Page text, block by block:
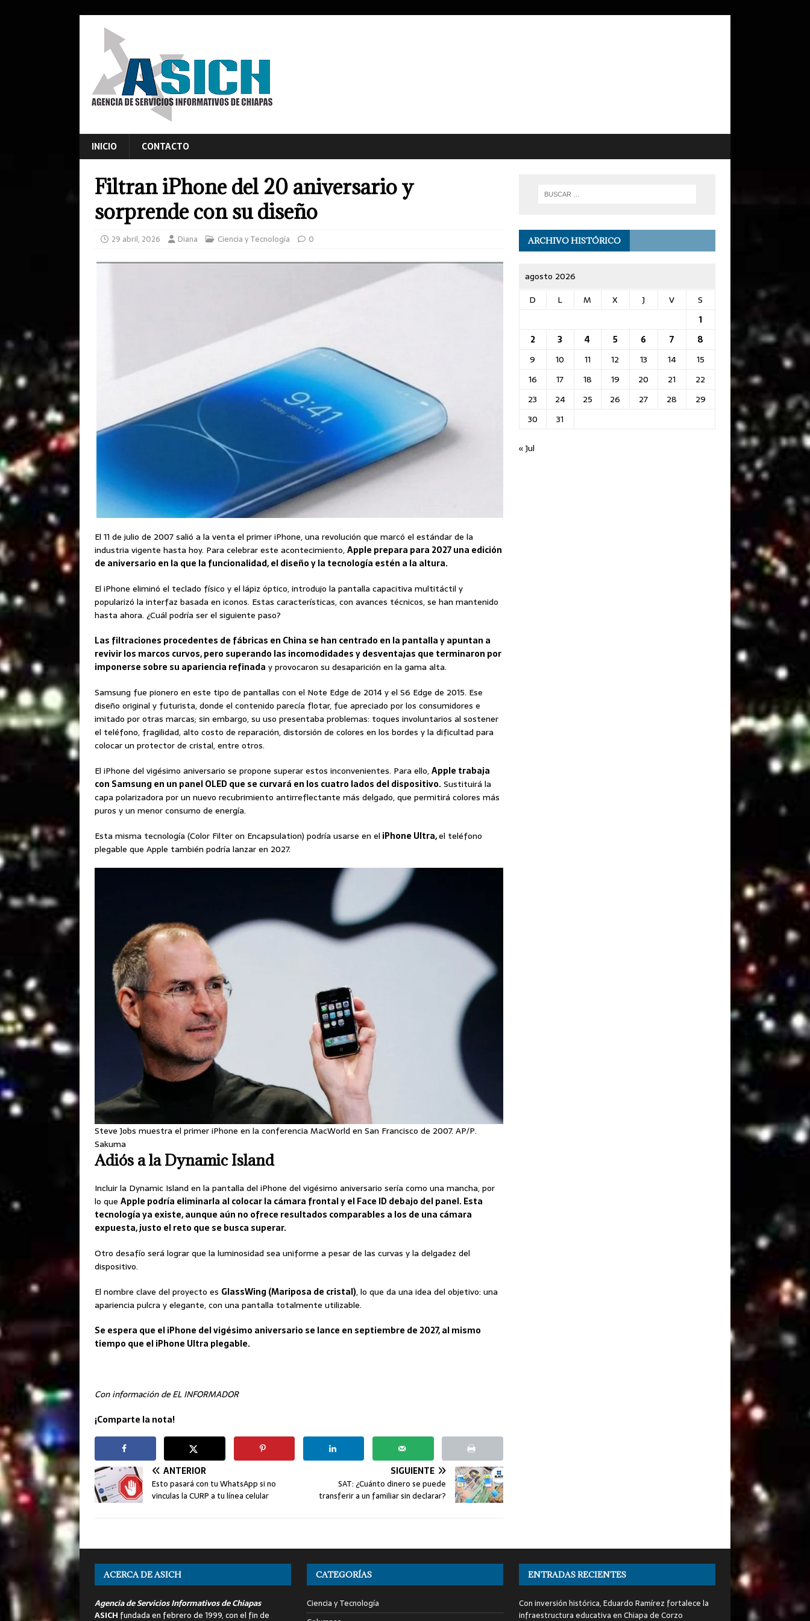
INICIO CONTACTO
Filtran iPhone del 20 aniversario y
sorprende con su diseño
29 abril, 2026 Diana Ciencia y Tecnología 0
El 11 de julio de 2007 salió a la venta el primer iPhone, una revolución que marcó el estándar de la
industria vigente hasta hoy. Para celebrar este acontecimiento,Apple prepara para 2027 una edición
de aniversario en la que la funcionalidad, el diseño y la tecnología estén a la altura.
El iPhone eliminó el teclado físico y el lápiz óptico, introdujo la pantalla capacitiva multitáctil y
popularizó la interfaz basada en iconos. Estas características, con avances técnicos, se han mantenido
hasta ahora. ¿Cuál podría ser el siguiente paso?
Las filtraciones procedentes de fábricas en China se han centrado en la pantalla y apuntan a
revivir los marcos curvos, pero superando las incomodidades y desventajas que terminaron por
imponerse sobre su apariencia refinada y provocaron su desaparición en la gama alta.
Samsung fue pionero en este tipo de pantallas con el Note Edge de 2014 y el S6 Edge de 2015. Ese
diseño original y futurista, donde el contenido parecía flotar, fue apreciado por los consumidores e
imitado por otras marcas; sin embargo, su uso presentaba problemas: toques involuntarios al sostener
el teléfono, fragilidad, alto costo de reparación, distorsión de colores en los bordes y la dificultad para
colocar un protector de cristal, entre otros.
El iPhone del vigésimo aniversario se propone superar estos inconvenientes. Para ello,Apple trabaja
con Samsung en un panel OLED que se curvará en los cuatro lados del dispositivo.Sustituirá la
capa polarizadora por un nuevo recubrimiento antirreflectante más delgado, que permitirá colores más
puros y un menor consumo de energía.
Esta misma tecnología (Color Filter on Encapsulation) podría usarse en el iPhone Ultra,el teléfono
plegable que Apple también podría lanzar en 2027.
Steve Jobs muestra el primer iPhone en la conferencia MacWorld en San Francisco de 2007. AP/P.
Sakuma
Adiós a la Dynamic Island
Incluir la Dynamic Island en la pantalla del iPhone del vigésimo aniversario sería como una mancha, por
lo que Apple podría eliminarla al colocar la cámara frontal y el Face ID debajo del panel. Esta
tecnología ya existe, aunque aún no ofrece resultados comparables a los de una cámara
expuesta, justo el reto que se busca superar.
Otro desafío será lograr que la luminosidad sea uniforme a pesar de las curvas y la delgadez del
dispositivo.
El nombre clave del proyecto es GlassWing (Mariposa de cristal), lo que da una idea del objetivo: una
apariencia pulcra y elegante, con una pantalla totalmente utilizable.
Se espera que el iPhone del vigésimo aniversario se lance en septiembre de 2027, al mismo
tiempo que el iPhone Ultra plegable.
Con información de EL INFORMADOR
¡Comparte la nota!
ANTERIOR
Esto pasará con tu WhatsApp si no
vinculas la CURP a tu línea celular
SIGUIENTE
SAT: ¿Cuánto dinero se puede
transferir a un familiar sin declarar?
ARCHIVO HISTÓRICO
agosto 2026
D
L M X J V
S
1
2
3 4 5 6 7
8
9
10 11 12 13 14
15
16
17 18 19 20 21
22
23
24 25 26 27 28
29
30
31
« Jul
ACERCA DE ASICH
Agencia de Servicios Informativos de Chiapas
ASICH fundada en febrero de 1999, con el fin de
CATEGORÍAS
Ciencia y Tecnología
ENTRADAS RECIENTES
Con inversión histórica, Eduardo Ramírez fortalece la
infraestructura educativa en Chiapa de Corzo